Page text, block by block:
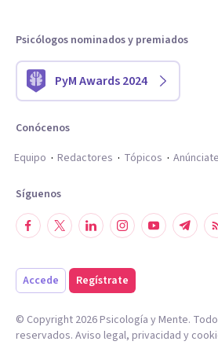
Psicólogos nominados y premiados
PyM Awards 2024
Conócenos
Equipo
Redactores Tópicos Anúnciate
Síguenos
Accede Regístrate
© Copyright 2026Psicología y Mente.
reservados. Aviso legal, privacidad y